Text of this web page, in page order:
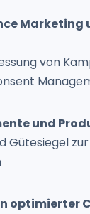
Marketing
von
und
Gütesiegel
optimierter